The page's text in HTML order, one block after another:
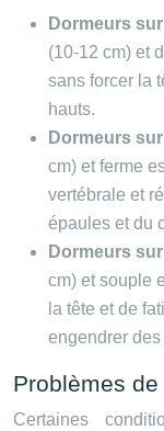
Dormeurs
(10-12 cm) et
sans forcer la
hauts.
Dormeurs
cm) et ferme
vertébrale et
épaules et du
Dormeurs
cm) et souple
la tête et de
engendrer
Problèmes
Certaines